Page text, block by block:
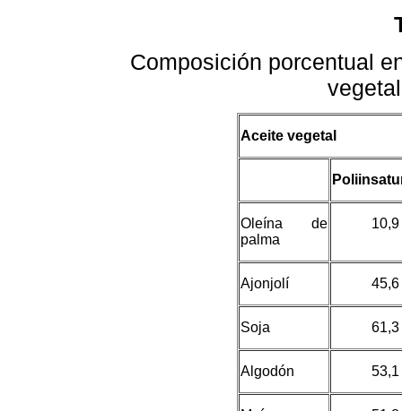
Composición porcentual
Aceite vegetal
Oleína de
palma
10,9
Ajonjolí 45,6
Soja 61,3
Algodón 53,1